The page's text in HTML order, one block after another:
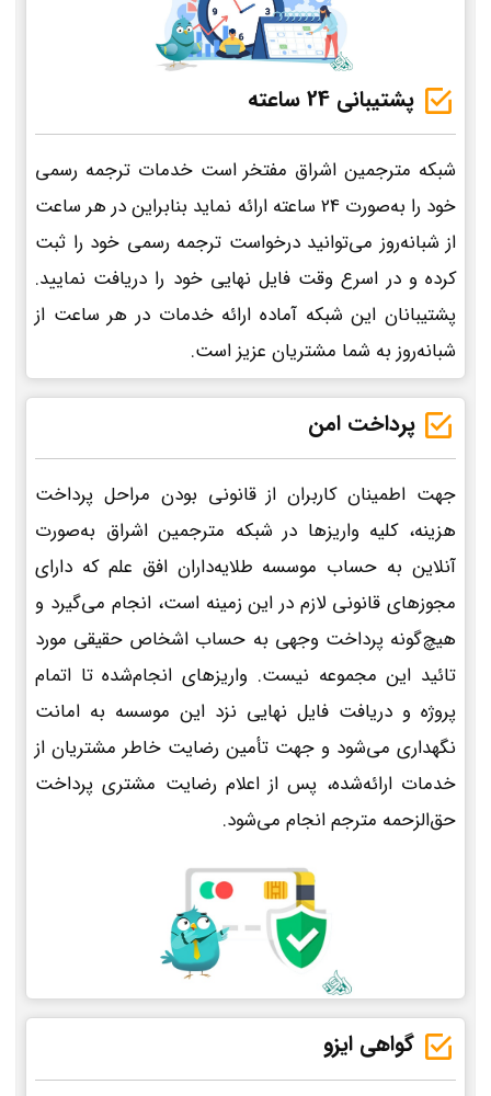
پشتیبانی 24 ساعته
شبکه مترجمین اشراق مفتخر است خدمات ترجمه رسمی
خود را به‌صورت 24 ساعته ارائه نماید بنابراین در هر ساعت
از شبانه‌روز می‌توانید درخواست ترجمه رسمی خود را ثبت
کرده و در اسرع وقت فایل نهایی خود را دریافت نمایید.
پشتیبانان این شبکه آماده ارائه خدمات در هر ساعت از
شبانه‌روز به شما مشتریان عزیز است.
پرداخت امن
جهت اطمینان کاربران از قانونی بودن مراحل پرداخت
هزینه، کلیه واریزها در شبکه مترجمین اشراق به‌صورت
آنلاین به حساب موسسه طلایه‌داران افق علم که دارای
مجوزهای قانونی لازم در این زمینه است، انجام می‌گیرد و
هیچ‌گونه پرداخت وجهی به حساب اشخاص حقیقی مورد
تائید این مجموعه نیست. واریزهای انجام‌شده تا اتمام
پروژه و دریافت فایل نهایی نزد این موسسه به امانت
نگهداری می‌شود و جهت تأمین رضایت خاطر مشتریان از
خدمات ارائه‌شده، پس از اعلام رضایت مشتری پرداخت
حق‌الزحمه مترجم انجام می‌شود.
گواهی ایزو